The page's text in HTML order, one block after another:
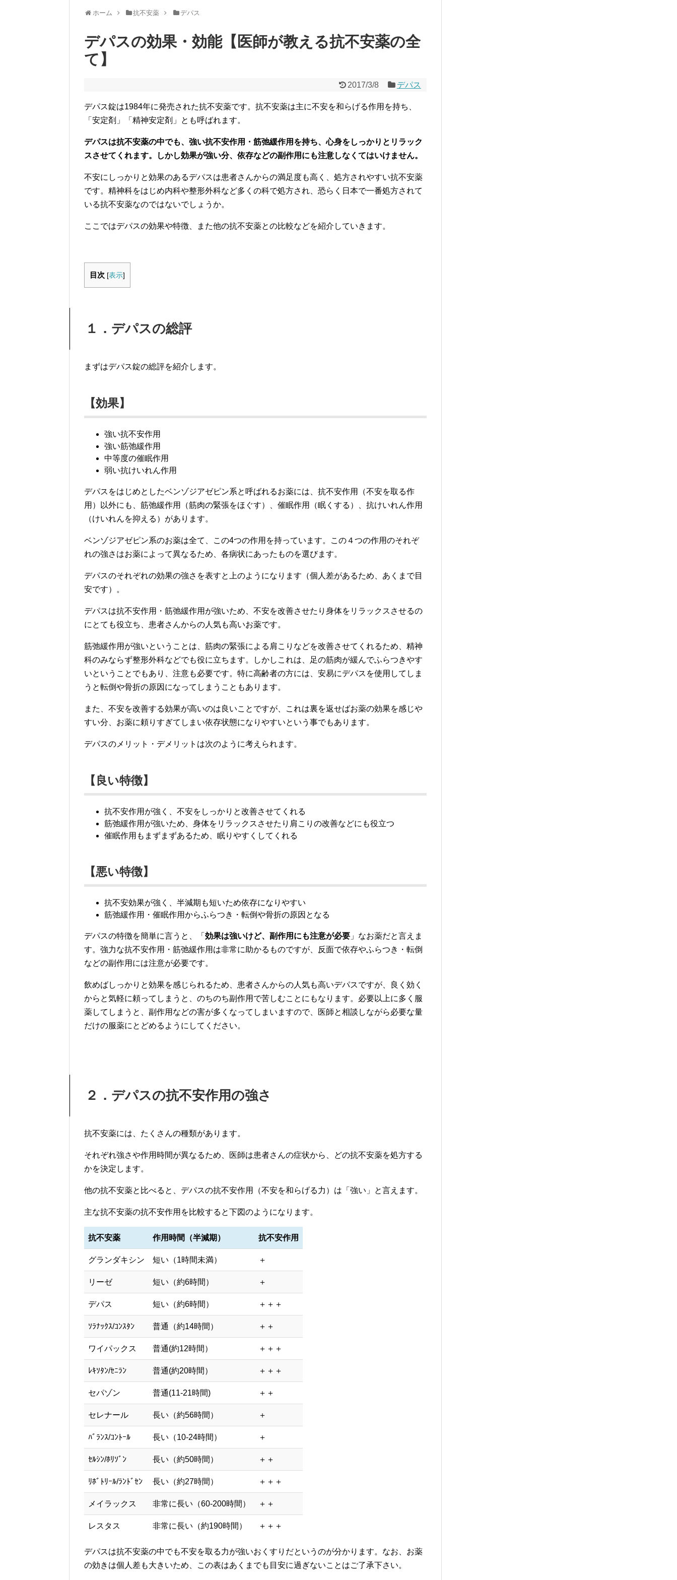
ホーム 抗不安薬 デパス
デパスの効果・効能【医師が教える抗不安薬の全
て】
2017/3/8 デパス
デパス錠は1984年に発売された抗不安薬です。抗不安薬は主に不安を和らげる作用を持ち、
「安定剤」「精神安定剤」とも呼ばれます。
デパスは抗不安薬の中でも、強い抗不安作用・筋弛緩作用を持ち、心身をしっかりとリラック
スさせてくれます。しかし効果が強い分、依存などの副作用にも注意しなくてはいけません。
不安にしっかりと効果のあるデパスは患者さんからの満足度も高く、処方されやすい抗不安薬
です。精神科をはじめ内科や整形外科など多くの科で処方され、恐らく日本で一番処方されて
いる抗不安薬なのではないでしょうか。
ここではデパスの効果や特徴、また他の抗不安薬との比較などを紹介していきます。
目次 [表示]
１．デパスの総評
まずはデパス錠の総評を紹介します。
【効果】
強い抗不安作用
強い筋弛緩作用
中等度の催眠作用
弱い抗けいれん作用
デパスをはじめとしたベンゾジアゼピン系と呼ばれるお薬には、抗不安作用（不安を取る作
用）以外にも、筋弛緩作用（筋肉の緊張をほぐす）、催眠作用（眠くする）、抗けいれん作用
（けいれんを抑える）があります。
ベンゾジアゼピン系のお薬は全て、この4つの作用を持っています。この４つの作用のそれぞ
れの強さはお薬によって異なるため、各病状にあったものを選びます。
デパスのそれぞれの効果の強さを表すと上のようになります（個人差があるため、あくまで目
安です）。
デパスは抗不安作用・筋弛緩作用が強いため、不安を改善させたり身体をリラックスさせるの
にとても役立ち、患者さんからの人気も高いお薬です。
筋弛緩作用が強いということは、筋肉の緊張による肩こりなどを改善させてくれるため、精神
科のみならず整形外科などでも役に立ちます。しかしこれは、足の筋肉が緩んでふらつきやす
いということでもあり、注意も必要です。特に高齢者の方には、安易にデパスを使用してしま
うと転倒や骨折の原因になってしまうこともあります。
また、不安を改善する効果が高いのは良いことですが、これは裏を返せばお薬の効果を感じや
すい分、お薬に頼りすぎてしまい依存状態になりやすいという事でもあります。
デパスのメリット・デメリットは次のように考えられます。
【良い特徴】
抗不安作用が強く、不安をしっかりと改善させてくれる
筋弛緩作用が強いため、身体をリラックスさせたり肩こりの改善などにも役立つ
催眠作用もまずまずあるため、眠りやすくしてくれる
【悪い特徴】
抗不安効果が強く、半減期も短いため依存になりやすい
筋弛緩作用・催眠作用からふらつき・転倒や骨折の原因となる
デパスの特徴を簡単に言うと、「 効果は強いけど、副作用にも注意が必要 」なお薬だと言えま
す。強力な抗不安作用・筋弛緩作用は非常に助かるものですが、反面で依存やふらつき・転倒
などの副作用には注意が必要です。
飲めばしっかりと効果を感じられるため、患者さんからの人気も高いデパスですが、良く効く
からと気軽に頼ってしまうと、のちのち副作用で苦しむことにもなります。必要以上に多く服
薬してしまうと、副作用などの害が多くなってしまいますので、医師と相談しながら必要な量
だけの服薬にとどめるようにしてください。
２．デパスの抗不安作用の強さ
抗不安薬には、たくさんの種類があります。
それぞれ強さや作用時間が異なるため、医師は患者さんの症状から、どの抗不安薬を処方する
かを決定します。
他の抗不安薬と比べると、デパスの抗不安作用（不安を和らげる力）は「強い」と言えます。
主な抗不安薬の抗不安作用を比較すると下図のようになります。
抗不安薬 作用時間（半減期） 抗不安作用
グランダキシン 短い（1時間未満） ＋
リーゼ 短い（約6時間） ＋
デパス 短い（約6時間） ＋＋＋
ｿﾗﾅｯｸｽ/ｺﾝｽﾀﾝ 普通（約14時間） ＋＋
ワイパックス 普通(約12時間） ＋＋＋
ﾚｷｿﾀﾝ/ｾﾆﾗﾝ 普通(約20時間） ＋＋＋
セパゾン 普通(11-21時間) ＋＋
セレナール 長い（約56時間） ＋
ﾊﾞﾗﾝｽ/ｺﾝﾄｰﾙ 長い（10-24時間） ＋
ｾﾙｼﾝ/ﾎﾘｿﾞﾝ 長い（約50時間） ＋＋
ﾘﾎﾞﾄﾘｰﾙ/ﾗﾝﾄﾞｾﾝ 長い（約27時間） ＋＋＋
メイラックス 非常に長い（60-200時間） ＋＋
レスタス 非常に長い（約190時間） ＋＋＋
デパスは抗不安薬の中でも不安を取る力が強いおくすりだというのが分かります。なお、お薬
の効きは個人差も大きいため、この表はあくまでも目安に過ぎないことはご了承下さい。